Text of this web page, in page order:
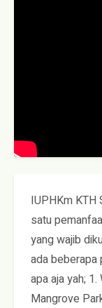
IUPHKm KTH
satu
yang wajib
ada beberapa
apa aja yah;
Mangrove